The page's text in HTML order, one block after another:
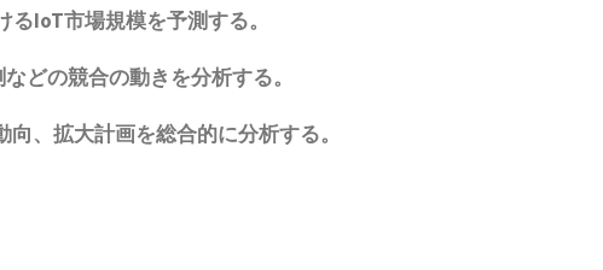
るIoT市場規模を予測する。
などの競合の動きを分析する。
向、拡大計画を総合的に分析する。